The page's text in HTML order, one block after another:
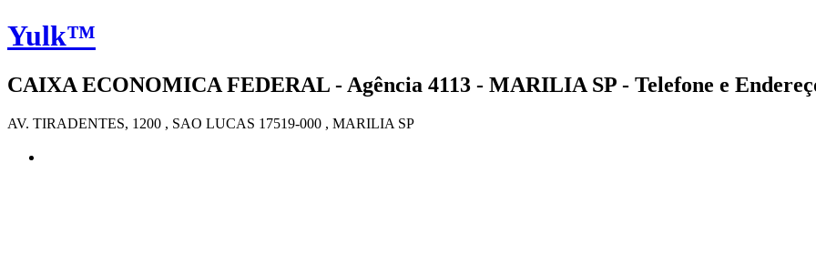
Yulk™
CAIXA ECONOMICA FEDERAL - Agência 4113 - MARILIA SP - Telefone e
AV. TIRADENTES, 1200 , SAO LUCAS 17519-000 , MARILIA SP